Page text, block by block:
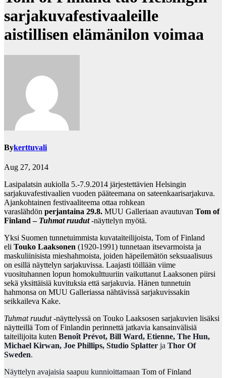
sarjakuvafestivaaleille
aistillisen elämänilon voimaa
Bykerttuvali
Aug 27, 2014
Lasipalatsin aukiolla 5.-7.9.2014 järjestettävien Helsingin
sarjakuvafestivaalien vuoden pääteemana on sateenkaarisarjakuva.
Ajankohtainen festivaaliteema ottaa rohkean
varaslähdön perjantaina 29.8. MUU Galleriaan avautuvan Tom of
Finland – Tuhmat ruudut-näyttelyn myötä.
Yksi Suomen tunnetuimmista kuvataiteilijoista, Tom of Finland
eli Touko Laaksonen (1920-1991) tunnetaan itsevarmoista ja
maskuliinisista mieshahmoista, joiden häpeilemätön seksuaalisuus
on esillä näyttelyn sarjakuvissa. Laajasti töillään viime
vuosituhannen lopun homokulttuuriin vaikuttanut Laaksonen piirsi
sekä yksittäisiä kuvituksia että sarjakuvia. Hänen tunnetuin
hahmonsa on MUU Galleriassa nähtävissä sarjakuvissakin
seikkaileva Kake.
Tuhmat ruudut-näyttelyssä on Touko Laaksosen sarjakuvien lisäksi
näytteillä Tom of Finlandin perinnettä jatkavia kansainvälisiä
taiteilijoita kuten Benoît Prévot, Bill Ward, Etienne, The Hun,
Michael Kirwan, Joe Phillips, Studio Splatter ja Thor Of
Sweden.
Näyttelyn avajaisia saapuu kunnioittamaan Tom of Finland